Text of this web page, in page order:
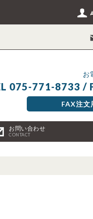
お
075-771-8733 /
FAX注文
お問い合わせ
CONTACT